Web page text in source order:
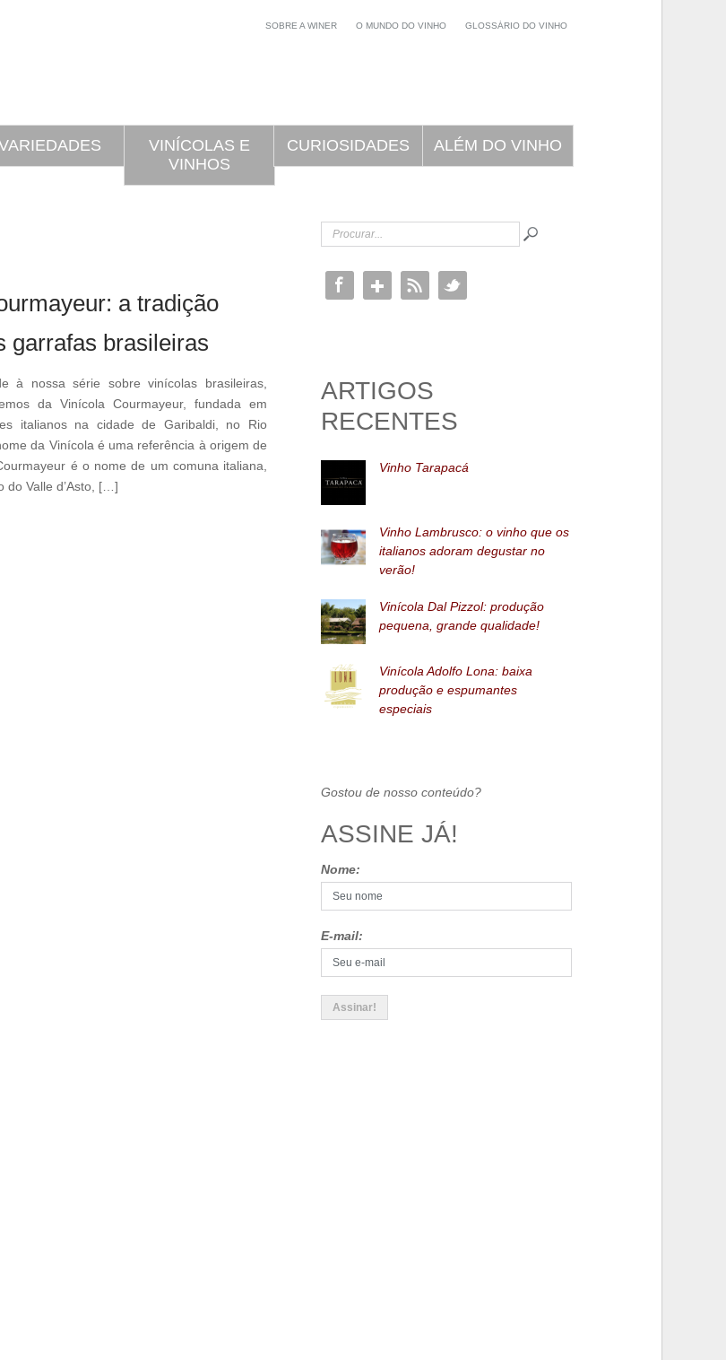
SOBRE A WINER O MUNDO DO VINHO GLOSSÁRIO DO VINHO
VINÍCOLAS E
VINHOS
CURIOSIDADES ALÉM DO VINHO
a tradição
garrafas brasileiras
à nossa série sobre vinícolas brasileiras,
da Vinícola Courmayeur, fundada em
italianos na cidade de Garibaldi, no Rio
da Vinícola é uma referência à origem de
é o nome de um comuna italiana,
do Valle d’Asto, […]
ARTIGOS
RECENTES
Vinho Tarapacá
Vinho Lambrusco: o vinho que os
italianos adoram degustar no
verão!
Vinícola Dal Pizzol: produção
pequena, grande qualidade!
Vinícola Adolfo Lona: baixa
produção e espumantes
especiais
Gostou de nosso conteúdo?
ASSINE JÁ!
Nome:
E-mail: